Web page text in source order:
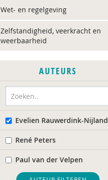
Wet- en regelgeving
Zelfstandigheid, veerkracht en
weerbaarheid
AUTEURS
Evelien Rauwerdink-Nijland
René Peters
Paul van der Velpen